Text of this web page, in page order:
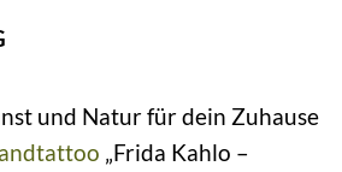
und Natur für dein Zuhause
„Frida Kahlo –